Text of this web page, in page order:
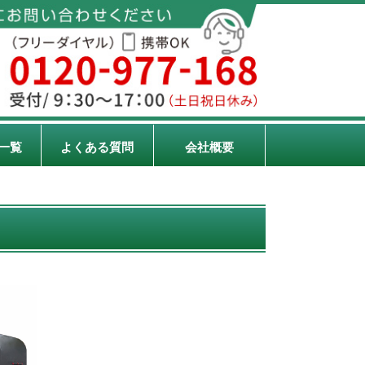
覧 よくある質問 会社概要